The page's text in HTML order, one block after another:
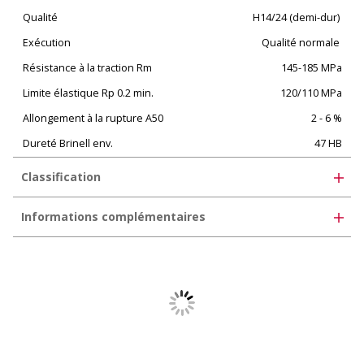
Qualité
H14/24 (demi-dur)
Exécution
Qualité normale
Résistance à la traction Rm
145-185 MPa
Limite élastique Rp 0.2 min.
120/110 MPa
Allongement à la rupture A50
2 - 6 %
Dureté Brinell env.
47 HB
Classification
UNSPSC 11.2
30102506
eClass 10.1
35-02-04-01
Informations complémentaires